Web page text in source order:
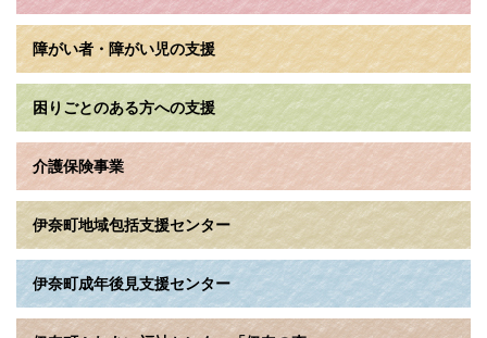
障がい者・障がい児の支援
困りごとのある方への支援
介護保険事業
伊奈町地域包括支援センター
伊奈町成年後見支援センター